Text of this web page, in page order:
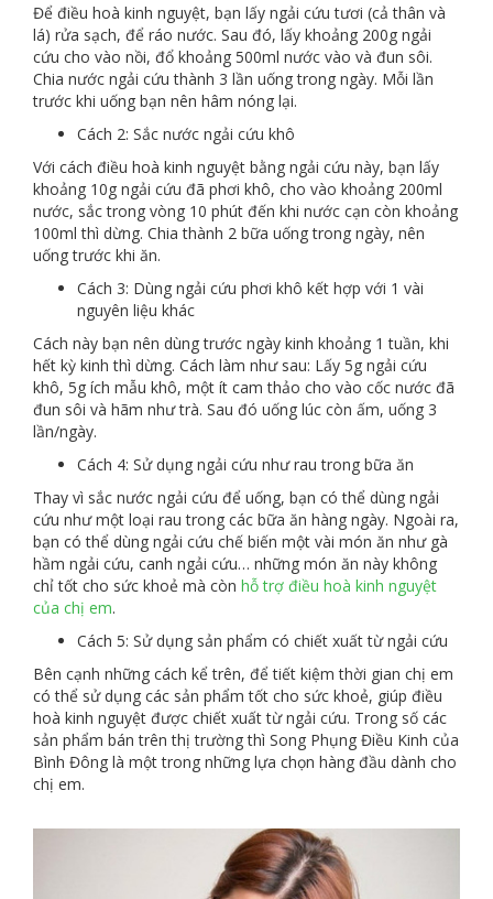
Để điều hoà kinh nguyệt, bạn lấy ngải cứu tươi (cả thân và
lá) rửa sạch, để ráo nước. Sau đó, lấy khoảng 200g ngải
cứu cho vào nồi, đổ khoảng 500ml nước vào và đun sôi.
Chia nước ngải cứu thành 3 lần uống trong ngày. Mỗi lần
trước khi uống bạn nên hâm nóng lại.
Cách 2: Sắc nước ngải cứu khô
Với cách điều hoà kinh nguyệt bằng ngải cứu này, bạn lấy
khoảng 10g ngải cứu đã phơi khô, cho vào khoảng 200ml
nước, sắc trong vòng 10 phút đến khi nước cạn còn khoảng
100ml thì dừng. Chia thành 2 bữa uống trong ngày, nên
uống trước khi ăn.
Cách 3: Dùng ngải cứu phơi khô kết hợp với 1 vài
nguyên liệu khác
Cách này bạn nên dùng trước ngày kinh khoảng 1 tuần, khi
hết kỳ kinh thì dừng. Cách làm như sau: Lấy 5g ngải cứu
khô, 5g ích mẫu khô, một ít cam thảo cho vào cốc nước đã
đun sôi và hãm như trà. Sau đó uống lúc còn ấm, uống 3
lần/ngày.
Cách 4: Sử dụng ngải cứu như rau trong bữa ăn
Thay vì sắc nước ngải cứu để uống, bạn có thể dùng ngải
cứu như một loại rau trong các bữa ăn hàng ngày. Ngoài ra,
bạn có thể dùng ngải cứu chế biến một vài món ăn như gà
hầm ngải cứu, canh ngải cứu… những món ăn này không
chỉ tốt cho sức khoẻ mà còn hỗ trợ điều hoà kinh nguyệt
của chị em.
Cách 5: Sử dụng sản phẩm có chiết xuất từ ngải cứu
Bên cạnh những cách kể trên, để tiết kiệm thời gian chị em
có thể sử dụng các sản phẩm tốt cho sức khoẻ, giúp điều
hoà kinh nguyệt được chiết xuất từ ngải cứu. Trong số các
sản phẩm bán trên thị trường thì Song Phụng Điều Kinh của
Bình Đông là một trong những lựa chọn hàng đầu dành cho
chị em.